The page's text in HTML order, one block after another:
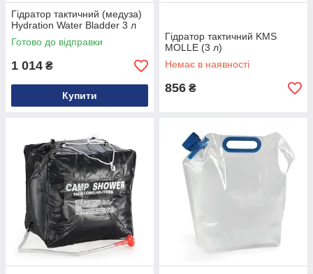
Гідратор тактичний (медуза)
Hydration Water Bladder 3 л
Готово до відправки
1 014 ₴
Купити
Гідратор тактичний KMS
MOLLE (3 л)
Немає в наявності
856 ₴